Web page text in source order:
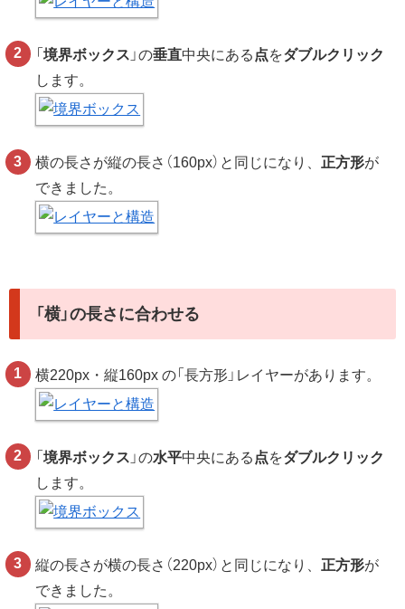
「境界ボックス 」の垂直中央にある 点をダブルクリック
します。
横の長さが縦の長さ（160px）と同じになり、 正方形が
できました。
「横」の長さに合わせる
横220px・縦160px の「長方形」レイヤーがあります。
「境界ボックス 」の水平中央にある 点をダブルクリック
します。
縦の長さが横の長さ（220px）と同じになり、 正方形が
できました。